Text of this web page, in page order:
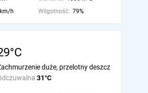
h Wilgotność: 79%
31°C
duże, przelotny deszcz